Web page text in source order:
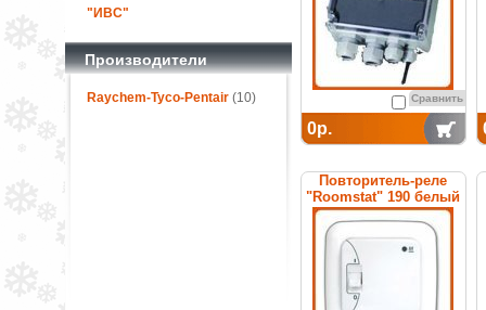
"ИВС"
Производители
Raychem-Tyco-Pentair (10) Сравнить
0р.
Повторитель-реле
"Roomstat" 190 белый
(SI)